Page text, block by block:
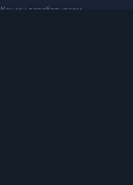
Как мы зарабатываем